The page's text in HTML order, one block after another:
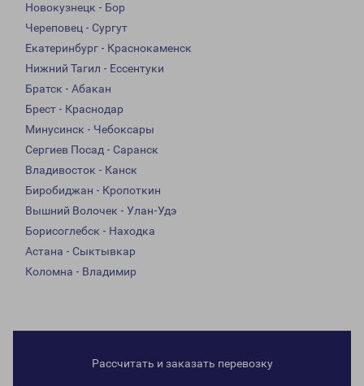
Новокузнецк - Бор
Череповец - Сургут
Екатеринбург - Краснокаменск
Нижний Тагил - Ессентуки
Братск - Абакан
Брест - Краснодар
Минусинск - Чебоксары
Сергиев Посад - Саранск
Владивосток - Канск
Биробиджан - Кропоткин
Вышний Волочек - Улан-Удэ
Борисоглебск - Находка
Астана - Сыктывкар
Коломна - Владимир
Рассчитать и заказать перевозку